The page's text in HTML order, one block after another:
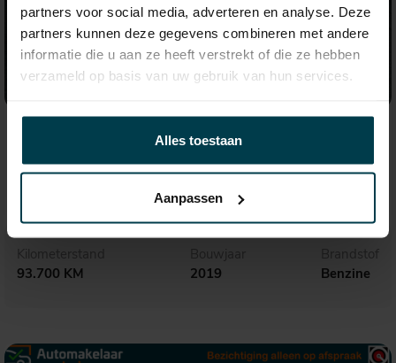
partners voor social media, adverteren en analyse. Deze
partners kunnen deze gegevens combineren met andere
informatie die u aan ze heeft verstrekt of die ze hebben
verzameld op basis van uw gebruik van hun services.
Alles toestaan
Aanpassen
Audi A6
Kilometerstand
93.700 KM
Bouwjaar
2019
Brandstof
Benzine